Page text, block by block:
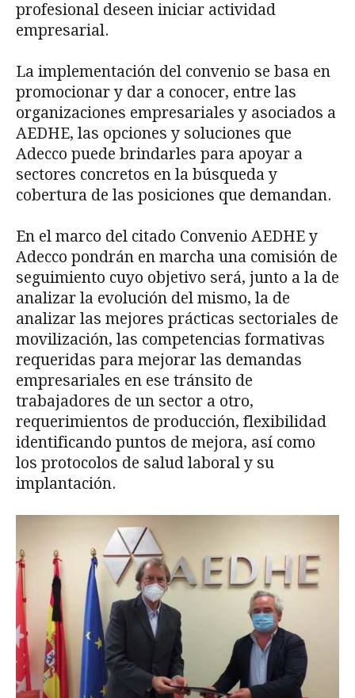
profesional deseen iniciar actividad
empresarial.
La implementación del convenio se basa en
promocionar y dar a conocer, entre las
organizaciones empresariales y asociados a
AEDHE, las opciones y soluciones que
Adecco puede brindarles para apoyar a
sectores concretos en la búsqueda y
cobertura de las posiciones que demandan.
En el marco del citado Convenio AEDHE y
Adecco pondrán en marcha una comisión de
seguimiento cuyo objetivo será, junto a la de
analizar la evolución del mismo, la de
analizar las mejores prácticas sectoriales de
movilización, las competencias formativas
requeridas para mejorar las demandas
empresariales en ese tránsito de
trabajadores de un sector a otro,
requerimientos de producción, flexibilidad
identificando puntos de mejora, así como
los protocolos de salud laboral y su
implantación.